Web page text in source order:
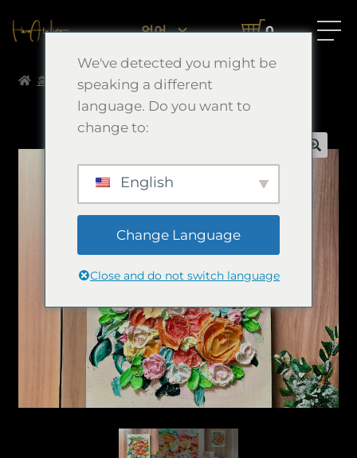
언어 0
홈 Morimori Art 감사
We've detected you might be
speaking a different
language. Do you want to
change to:
English
Change Language
Close and do not switch language